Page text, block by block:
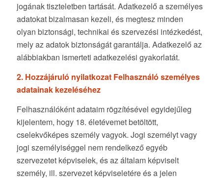
jogának tiszteletben tartását. Adatkezelő a személyes
adatokat bizalmasan kezeli, és megtesz minden
olyan biztonsági, technikai és szervezési intézkedést,
mely az adatok biztonságát garantálja. Adatkezelő az
alábbiakban ismerteti adatkezelési gyakorlatát.
2. Hozzájáruló nyilatkozat Felhasználó személyes
adatainak kezeléséhez
Felhasználóként adataim rögzítésével egyidejűleg
kijelentem, hogy 18. életévemet betöltött,
cselekvőképes személy vagyok. Jogi személyt vagy
jogi személyiséggel nem rendelkező egyéb
szervezetet képviselek, és az általam képviselt
személy, ill. szervezet képviseletére és a jelen